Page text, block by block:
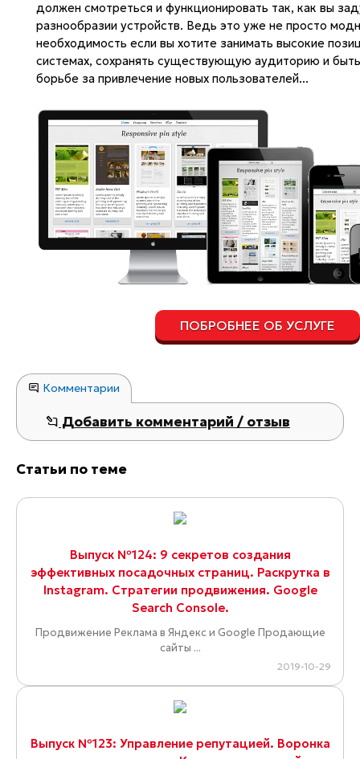
должен смотреться и функционировать так, как вы
разнообразии устройств. Ведь это уже не просто
необходимость если вы хотите занимать высокие
системах, сохранять существующую аудиторию и
борьбе за привлечение новых пользователей...
ПОБРОБНЕЕ ОБ УСЛУГЕ
Комментарии
Добавить комментарий / отзыв
Статьи по теме
Выпуск №124: 9 секретов создания
эффективных посадочных страниц. Раскрутка в
Instagram. Стратегии продвижения. Google
Search Console.
Продвижение Реклама в Яндекс и Google Продающие
сайты ...
2019-10-29
Выпуск №123: Управление репутацией. Воронка